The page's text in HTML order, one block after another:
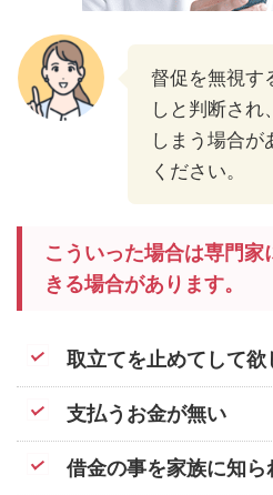
督促を無視す
しと判断され
しまう場合が
ください。
こういった場合は専門
きる場合があります。
取立てを止めてして欲
支払うお金が無い
借金の事を家族に知ら